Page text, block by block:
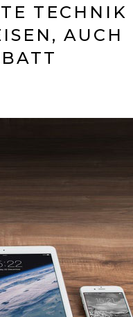
TECHNIK
AUCH